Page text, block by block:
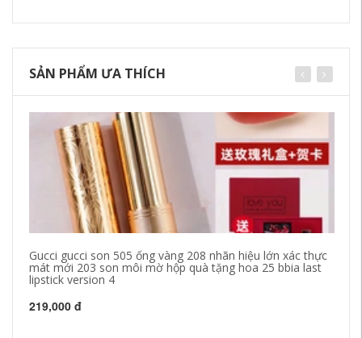
SẢN PHẨM ƯA THÍCH
Gucci gucci son 505 ống vàng 208 nhãn hiệu lớn xác thực
mát mới 203 son môi mờ hộp quà tặng hoa 25 bbia last
lipstick version 4
219,000 đ